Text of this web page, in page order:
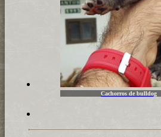
Cachorros de bulldog